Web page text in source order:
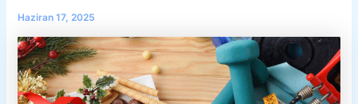
Haziran 17, 2025